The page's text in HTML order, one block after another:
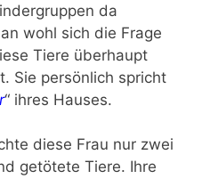
da
wohl sich die Frage
Tiere überhaupt
Sie persönlich spricht
“ ihres Hauses.
diese Frau nur zwei
getötete Tiere. Ihre